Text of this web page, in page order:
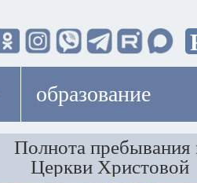
образование
Полнота пребывания
Церкви Христовой